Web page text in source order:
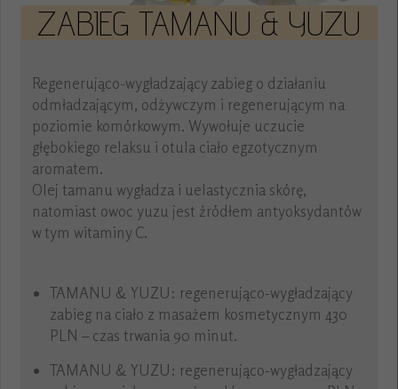
ZABIEG TAMANU & YUZU
Regenerująco-wygładzający zabieg o działaniu
odmładzającym, odżywczym i regenerującym na
poziomie komórkowym. Wywołuje uczucie
głębokiego relaksu i otula ciało egzotycznym
aromatem.
Olej tamanu wygładza i uelastycznia skórę,
natomiast owoc yuzu jest źródłem antyoksydantów
w tym witaminy C.
TAMANU & YUZU: regenerująco-wygładzający
zabieg na ciało z masażem kosmetycznym 430
PLN – czas trwania 90 minut.
TAMANU & YUZU: regenerująco-wygładzający